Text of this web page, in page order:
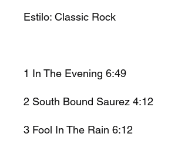
Estilo: Classic Rock
1 In The Evening 6:49
2 South Bound Saurez 4:12
3 Fool In The Rain 6:12